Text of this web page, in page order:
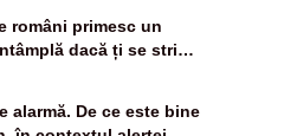
români primesc un
dacă ți se strică
alarmă. De ce este bine